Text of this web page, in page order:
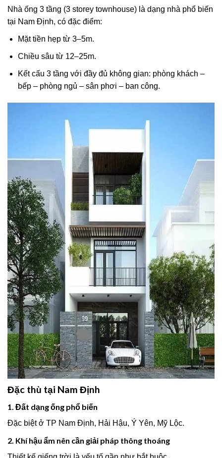
Nhà ống 3 tầng (3 storey townhouse) là dạng nhà phổ biến
tại Nam Định, có đặc điểm:
Mặt tiền hẹp từ 3–5m.
Chiều sâu từ 12–25m.
Kết cấu 3 tầng với đầy đủ không gian: phòng khách –
bếp – phòng ngủ – sân phơi – ban công.
Đặc thù tại Nam Định
1. Đất dạng ống phổ biến
Đặc biệt ở TP Nam Định, Hải Hậu, Ý Yên, Mỹ Lộc.
2. Khí hậu ẩm nên cần giải pháp thông thoáng